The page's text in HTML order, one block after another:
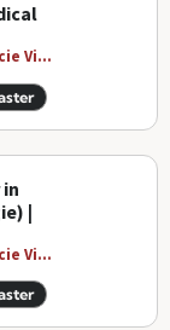
Vi...
|
Vi...